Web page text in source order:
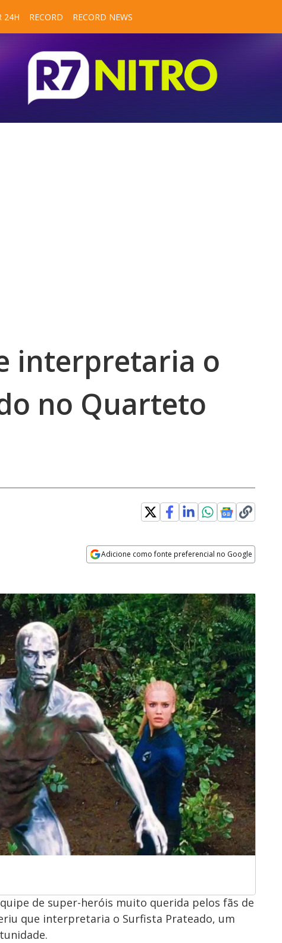
24H RECORD RECORD NEWS
interpretaria o
no Quarteto
Adicione como fonte preferencial no Google
de super-heróis muito querida pelos fãs de
que interpretaria o Surfista Prateado, um